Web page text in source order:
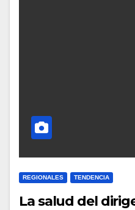
REGIONALES TENDENCIA
La salud del